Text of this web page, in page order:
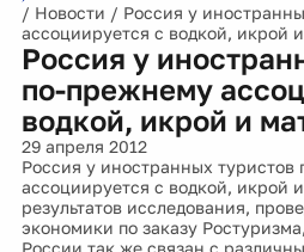
/ Новости / Россия у
ассоциируется с водкой, икрой
Россия у
по-прежнему
водкой, икрой и
29 апреля 2012
Россия у иностранных туристов
ассоциируется с водкой, икрой
результатов исследования,
экономики по заказу
России так же связан с